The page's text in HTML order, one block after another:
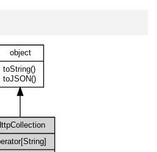
object
toString()
toJSON()